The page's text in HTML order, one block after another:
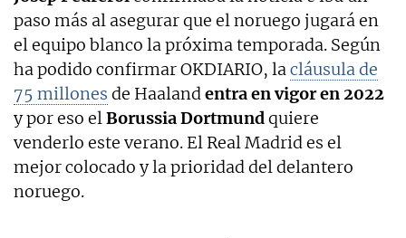
paso más al asegurar que el noruego jugará en
el equipo blanco la próxima temporada. Según
ha podido confirmar OKDIARIO, lacláusula de
75 millones de Haalandentra en vigor en 2022
y por eso elBorussia Dortmundquiere
venderlo este verano. El Real Madrid es el
mejor colocado y la prioridad del delantero
noruego.